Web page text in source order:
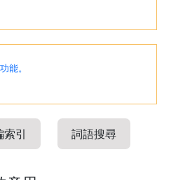
能。
索引 詞語搜尋